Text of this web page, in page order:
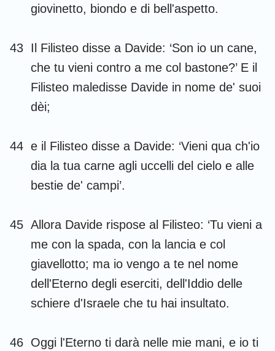
giovinetto, biondo e di bell'aspetto.
43 Il Filisteo disse a Davide: ‘Son io un cane,
che tu vieni contro a me col bastone?’ E il
Filisteo maledisse Davide in nome de' suoi
dèi;
44 e il Filisteo disse a Davide: ‘Vieni qua ch'io
dia la tua carne agli uccelli del cielo e alle
bestie de' campi’.
45 Allora Davide rispose al Filisteo: ‘Tu vieni a
me con la spada, con la lancia e col
giavellotto; ma io vengo a te nel nome
dell'Eterno degli eserciti, dell'Iddio delle
schiere d'Israele che tu hai insultato.
46 Oggi l'Eterno ti darà nelle mie mani, e io ti